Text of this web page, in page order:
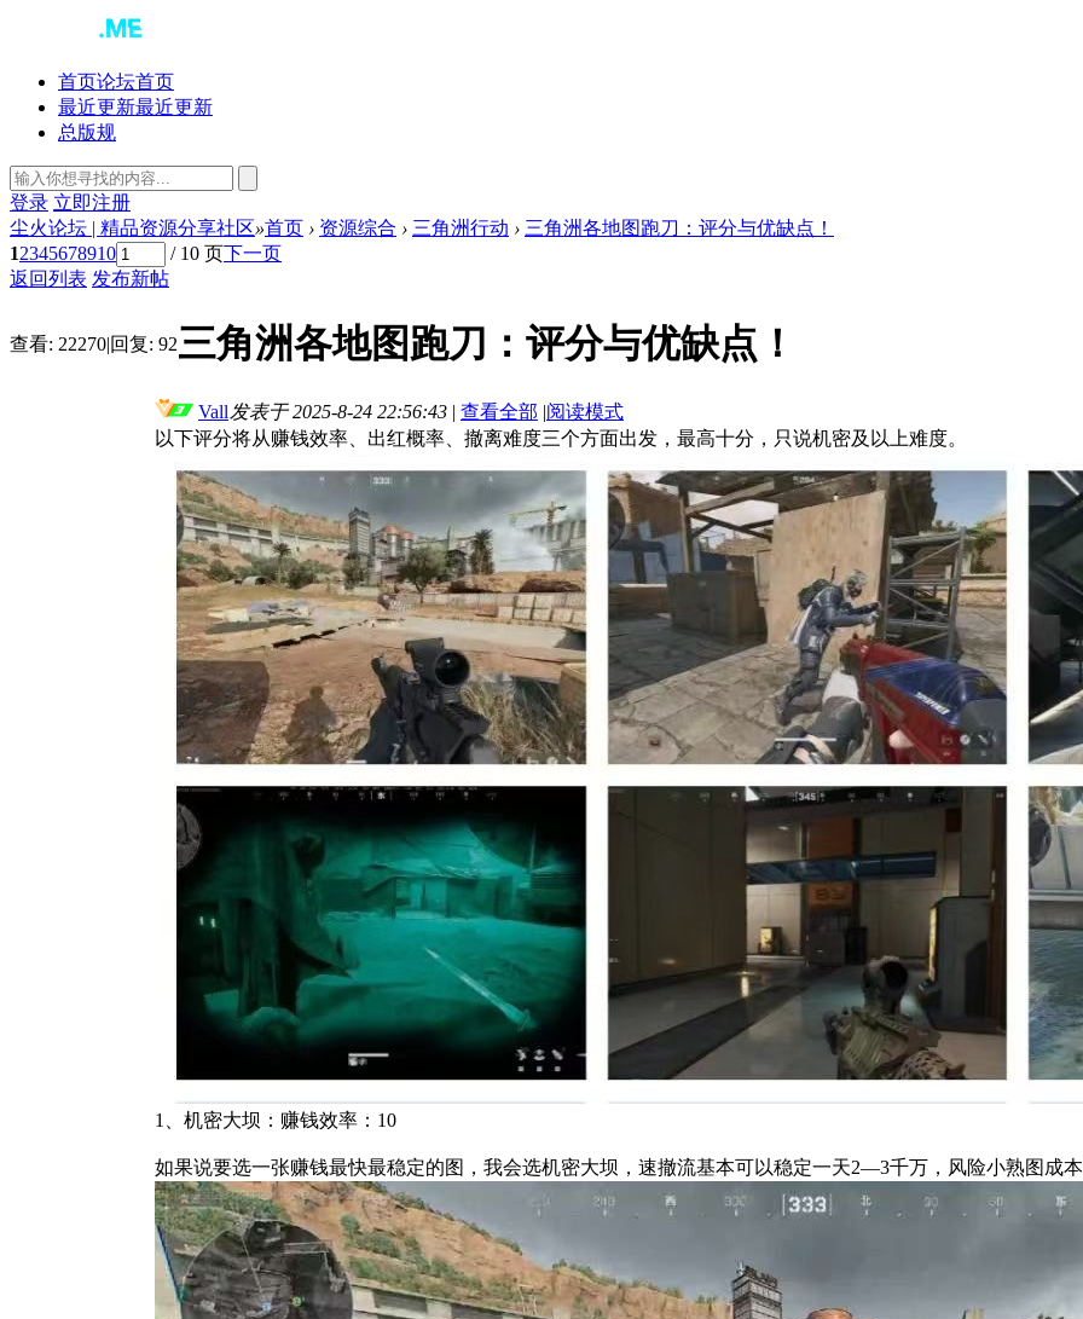
首页论坛首页
最近更新最近更新
总版规
登录 立即注册
尘火论坛 | 精品资源分享社区»首页 › 资源综合 › 三角洲行动 › 三角洲各地图跑刀：评分与优缺点！
12345678910 / 10 页下一页
返回列表 发布新帖
查看: 22270|回复: 92三角洲各地图跑刀：评分与优缺点！
Vall发表于 2025-8-24 22:56:43 | 查看全部 |阅读模式
以下评分将从赚钱效率、出红概率、撤离难度三个方面出发，最高十分，只说机密及以上难度。
1、机密大坝：赚钱效率：10
如果说要选一张赚钱最快最稳定的图，我会选机密大坝，速撤流基本可以稳定一天2—3千万，风险小熟图成